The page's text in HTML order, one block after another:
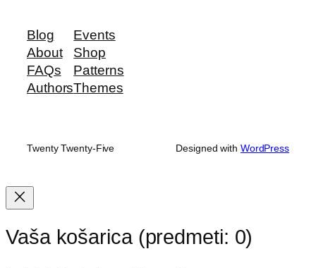
Blog
About
FAQs
Authors
Events
Shop
Patterns
Themes
Twenty Twenty-Five Designed with WordPress
Vaša košarica (predmeti: 0)